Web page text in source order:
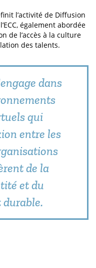
l’activité de Diffusion
également abordée
de l’accès à la culture
des talents.
dans
qui
entre les
de la
et du